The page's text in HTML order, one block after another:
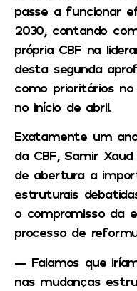
passe a funcionar
2030, contando
própria CBF na
desta segunda
como prioritários
no início de abril.
Exatamente um
da CBF, Samir
de abertura a
estruturais
o compromisso da
processo de
— Falamos que
nas mudanças